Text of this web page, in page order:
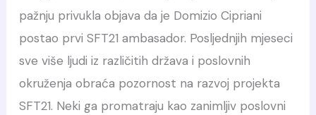
pažnju privukla objava da je Domizio Cipriani
postao prvi SFT21 ambasador. Posljednjih mjeseci
sve više ljudi iz različitih država i poslovnih
okruženja obraća pozornost na razvoj projekta
SFT21. Neki ga promatraju kao zanimljiv poslovni